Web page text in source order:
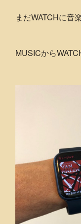
まだWATCHに音
MUSICから